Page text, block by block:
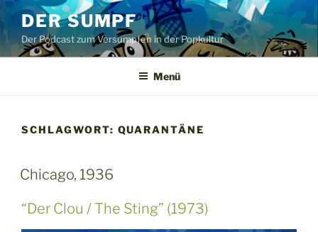
Zum
Inhalt
springen
DER SUMPF
Der Podcast zum Versumpfen in der Popkultur
Menü
SCHLAGWORT: QUARANTÄNE
Chicago, 1936
“Der Clou / The Sting” (1973)